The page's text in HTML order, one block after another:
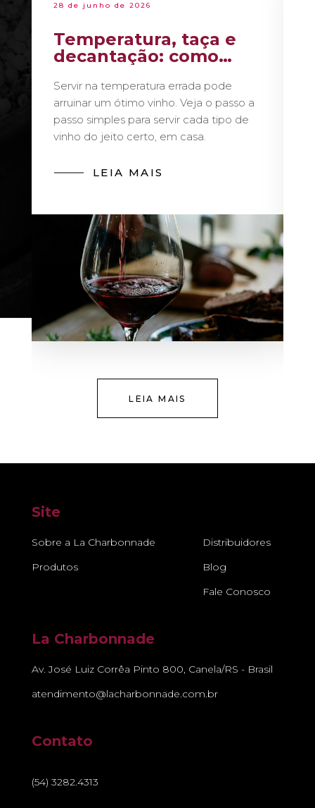
28 de junho de 2026
Temperatura, taça e
decantação: como
sommelier
Servir na temperatura errada pode
arruinar um ótimo vinho. Veja o passo a
passo simples para servir cada tipo de
vinho do jeito certo, em casa.
LEIA MAIS
LEIA MAIS
Site
Sobre a La Charbonnade
Produtos
Distribuidores
Blog
Fale Conosco
La Charbonnade
Av. José Luiz Corrêa Pinto 800, Canela/RS - Brasil
atendimento@lacharbonnade.com.br
Contato
(54) 3282.4313